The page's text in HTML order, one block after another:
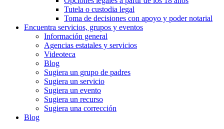
Tutela o custodia legal
Toma de decisiones con apoyo y poder notarial
Encuentra servicios, grupos y eventos
Información general
Agencias estatales y servicios
Videoteca
Blog
Sugiera un grupo de padres
Sugiera un servicio
Sugiera un evento
Sugiera un recurso
Sugiera una corrección
Blog